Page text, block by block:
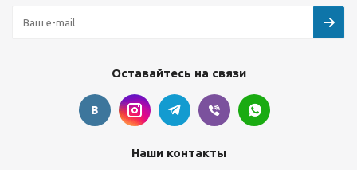
Оставайтесь на связи
Наши контакты